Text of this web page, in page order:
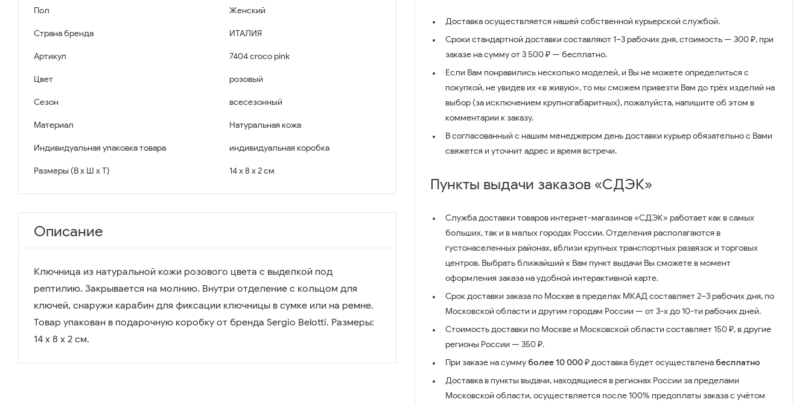
Пол Женский
Страна бренда ИТАЛИЯ
Артикул 7404 croco pink
Цвет розовый
Сезон всесезонный
Материал Натуральная кожа
Индивидуальная упаковка товара индивидуальная коробка
Размеры (В x Ш x Т) 14 x 8 x 2 см
Описание
Ключница из натуральной кожи розового цвета с выделкой под
рептилию. Закрывается на молнию. Внутри отделение с кольцом для
ключей, снаружи карабин для фиксации ключницы в сумке или на ремне.
Товар упакован в подарочную коробку от бренда Sergio Belotti. Размеры:
14 х 8 х 2 см.
Доставка осуществляется нашей собственной курьерской службой.
Сроки стандартной доставки составляют 1–3 рабочих дня, стоимость — 300 ₽, при
заказе на сумму от 3 500 ₽ — бесплатно.
Если Вам понравились несколько моделей, и Вы не можете определиться с
покупкой, не увидев их «в живую», то мы сможем привезти Вам до трёх изделий на
выбор (за исключением крупногабаритных), пожалуйста, напишите об этом в
комментарии к заказу.
В согласованный с нашим менеджером день доставки курьер обязательно с Вами
свяжется и уточнит адрес и время встречи.
Пункты выдачи заказов «СДЭК»
Служба доставки товаров интернет-магазинов «СДЭК» работает как в самых
больших, так и в малых городах России. Отделения располагаются в
густонаселенных районах, вблизи крупных транспортных развязок и торговых
центров. Выбрать ближайший к Вам пункт выдачи Вы сможете в момент
оформления заказа на удобной интерактивной карте.
Срок доставки заказа по Москве в пределах МКАД составляет 2–3 рабочих дня, по
Московской области и другим городам России — от 3-х до 10-ти рабочих дней.
Стоимость доставки по Москве и Московской области составляет 150 ₽, в другие
регионы России — 350 ₽.
При заказе на суммуболее 10 000 ₽доставка будет осуществленабесплатно
Доставка в пункты выдачи, находящиеся в регионах России за пределами
Московской области, осуществляется после 100% предоплаты заказа с учётом